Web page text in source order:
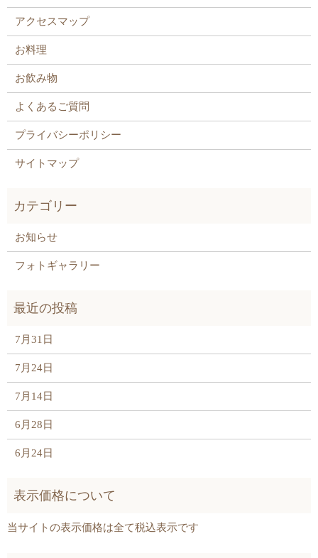
アクセスマップ
お料理
お飲み物
よくあるご質問
プライバシーポリシー
サイトマップ
お知らせ
フォトギャラリー
7月31日
7月24日
7月14日
6月28日
6月24日